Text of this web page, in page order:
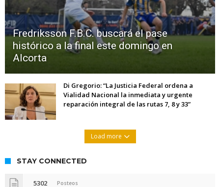
Fredriksson F.B.C. buscará el pase
histórico a la final este domingo en
Alcorta
Di Gregorio: “La Justicia Federal ordena a
Vialidad Nacional la inmediata y urgente
reparación integral de las rutas 7, 8 y 33”
Load more
STAY CONNECTED
5302 Posteos